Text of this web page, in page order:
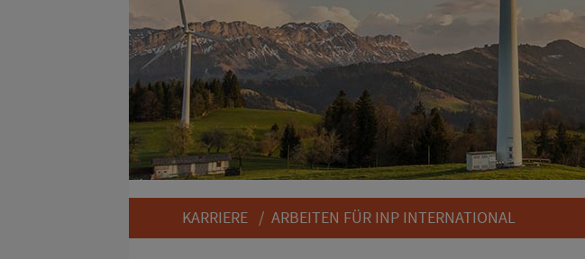
KARRIERE / ARBEITEN FÜR INP INTERNATIONAL